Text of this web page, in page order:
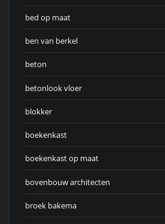
bed op maat
ben van berkel
beton
betonlook vloer
blokker
boekenkast
boekenkast op maat
bovenbouw architecten
broek bakema